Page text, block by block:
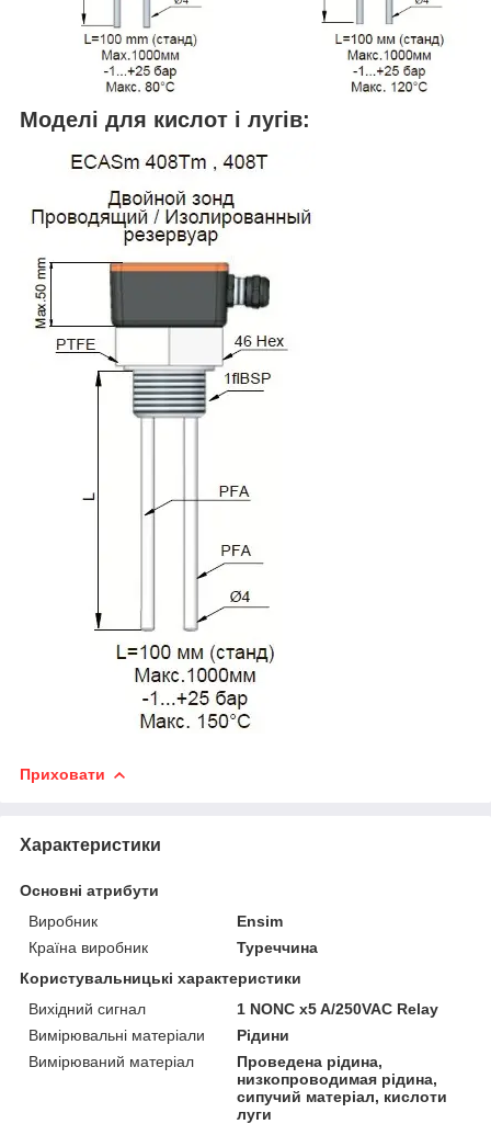
Моделі для кислот і лугів:
Приховати
Характеристики
Основні атрибути
Виробник
Ensim
Країна виробник
Туреччина
Користувальницькі характеристики
Вихідний сигнал
1 NONC x5 A/250VAC Relay
Вимірювальні матеріали
Рідини
Вимірюваний матеріал
Проведена рідина,
низкопроводимая рідина,
сипучий матеріал, кислоти
луги